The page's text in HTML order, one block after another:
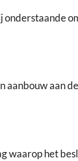
onderstaande
aanbouw aan
waarop het